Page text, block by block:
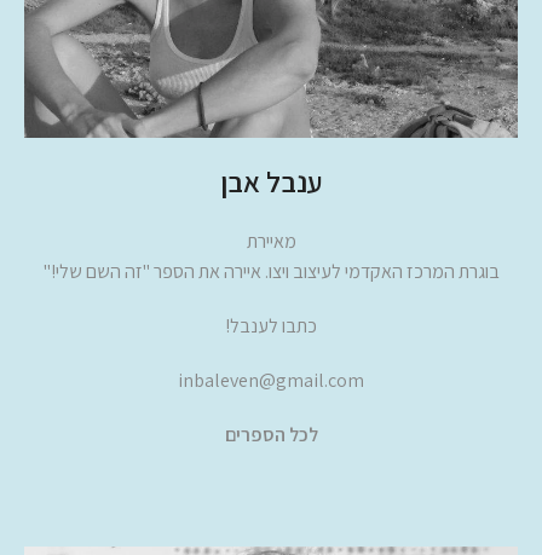
ענבל אבן
מאיירת
בוגרת המרכז האקדמי לעיצוב ויצו. איירה את הספר "זה השם שלי!"
כתבו לענבל!
inbaleven@gmail.com
לכל הספרים